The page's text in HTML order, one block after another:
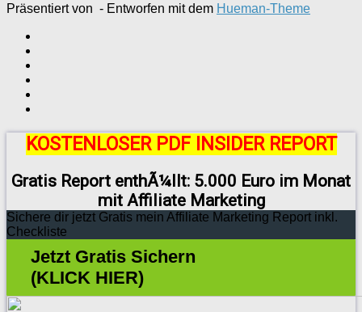
Präsentiert von - Entworfen mit dem Hueman-Theme
KOSTENLOSER PDF INSIDER REPORT
Gratis Report enthÃ¼llt: 5.000 Euro im Monat
mit Affiliate Marketing
Sichere dir jetzt Gratis mein Affiliate Marketing Report inkl.
Checkliste
Jetzt Gratis Sichern
(KLICK HIER)